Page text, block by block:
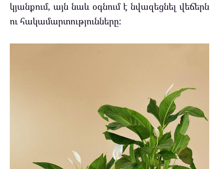
կյանքում, այն նաև օգնում է նվազեցնել վեճերն
ու հակամարտությունները: